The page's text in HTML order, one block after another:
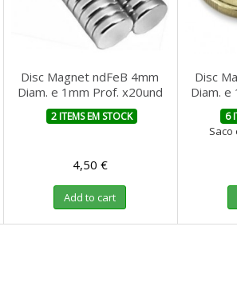
Disc Magnet ndFeB 4mm
Diam. e 1mm Prof. x20und
2 ITEMS EM STOCK
4,50 €
Add to cart
Disc
Diam. e
6
Saco